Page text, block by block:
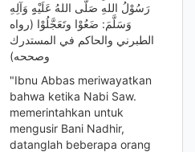
رَسُوْلُ اللهِ صَلَّى اللهُ عَلَيْهِِِ وَآلِهِ
وَسَلَّمَ: ضَعُوْا وتَعَجَّلُوْا (رواه
الطبرني والحاكم في المستدرك
وصححه)
"Ibnu Abbas meriwayatkan
bahwa ketika Nabi Saw.
memerintahkan untuk
mengusir Bani Nadhir,
datanglah beberapa orang